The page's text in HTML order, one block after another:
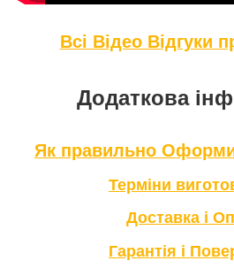
Всі Відео Відгуки
Додаткова
Як правильно
Терміни в
Доставка і
Гарантія і